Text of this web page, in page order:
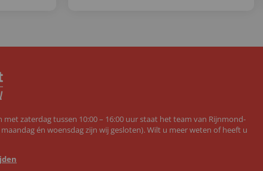
zaterdag tussen 10:00 – 16:00 uur staat het team van Rijnmond-
én woensdag zijn wij gesloten). Wilt u meer weten of heeft u